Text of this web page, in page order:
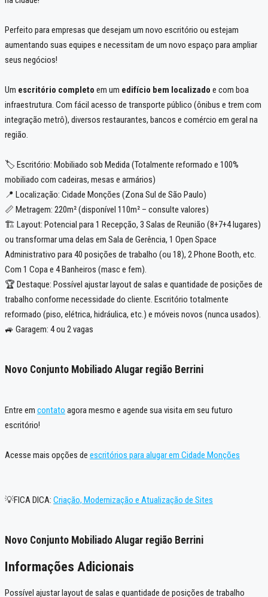
Perfeito para empresas que desejam um novo escritório ou estejam
aumentando suas equipes e necessitam de um novo espaço para ampliar
seus negócios!
Um escritório completo em um edifício bem localizado e com boa
infraestrutura. Com fácil acesso de transporte público (ônibus e trem com
integração metrô), diversos restaurantes, bancos e comércio em geral na
região.
🏷️ Escritório: Mobiliado sob Medida (Totalmente reformado e 100%
mobiliado com cadeiras, mesas e armários)
📍 Localização: Cidade Monções (Zona Sul de São Paulo)
📏 Metragem: 220m² (disponível 110m² – consulte valores)
🏗️ Layout: Potencial para 1 Recepção, 3 Salas de Reunião (8+7+4 lugares)
ou transformar uma delas em Sala de Gerência, 1 Open Space
Administrativo para 40 posições de trabalho (ou 18), 2 Phone Booth, etc.
Com 1 Copa e 4 Banheiros (masc e fem).
🏆 Destaque: Possível ajustar layout de salas e quantidade de posições de
trabalho conforme necessidade do cliente. Escritório totalmente
reformado (piso, elétrica, hidráulica, etc.) e móveis novos (nunca usados).
🚙 Garagem: 4 ou 2 vagas
Novo Conjunto Mobiliado Alugar região Berrini
Entre em contato agora mesmo e agende sua visita em seu futuro
escritório!
Acesse mais opções de escritórios para alugar em Cidade Monções
💡FICA DICA: Criação, Modernização e Atualização de Sites
Novo Conjunto Mobiliado Alugar região Berrini
Informações Adicionais
Possível ajustar layout de salas e quantidade de posições de trabalho